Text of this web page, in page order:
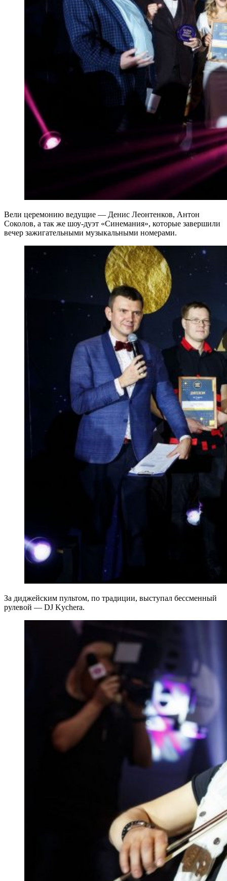
Вели церемонию ведущие — Денис Леонтенков, Антон
Соколов, а так же шоу-дуэт «Синемания», которые завершили
вечер зажигательными музыкальными номерами.
За диджейским пультом, по традиции, выступал бессменный
рулевой — DJ Kychera.